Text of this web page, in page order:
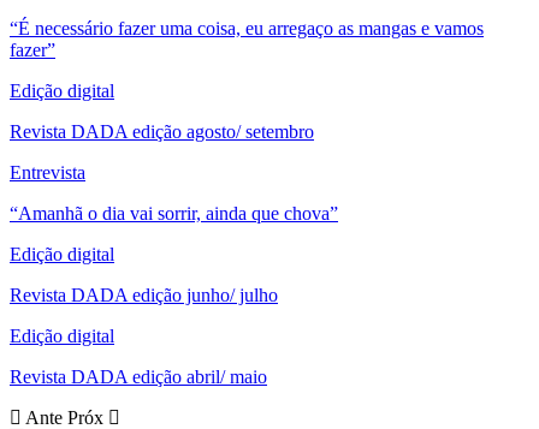
“É necessário fazer uma coisa, eu arregaço as mangas e vamos
fazer”
Edição digital
Revista DADA edição agosto/ setembro
Entrevista
“Amanhã o dia vai sorrir, ainda que chova”
Edição digital
Revista DADA edição junho/ julho
Edição digital
Revista DADA edição abril/ maio
Ante Próx